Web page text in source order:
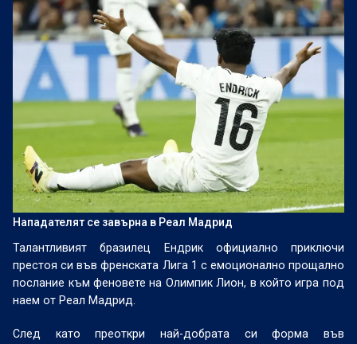
Нападателят се завърна в Реал Мадрид
Талантливият бразилец Ендрик официално приключи
престоя си във френската Лига 1 с емоционално прощално
послание към феновете на Олимпик Лион, в който игра под
наем от Реал Мадрид.
След като преоткри най-добрата си форма във